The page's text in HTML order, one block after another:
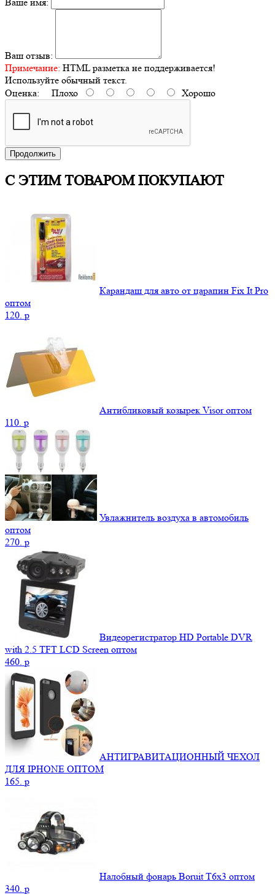
Ваш отзыв:
Примечание: HTML разметка не поддерживается!
Используйте обычный текст.
Оценка: Плохо Хорошо
Продолжить
С ЭТИМ ТОВАРОМ ПОКУПАЮТ
Карандаш для авто от царапин Fix It Pro
оптом
120. p
Антибликовый козырек Visor оптом
110. p
Увлажнитель воздуха в автомобиль
оптом
270. p
Видеорегистратор HD Portable DVR
with 2.5 TFT LCD Screen оптом
460. p
АНТИГРАВИТАЦИОННЫЙ ЧЕХОЛ
ДЛЯ IPHONE ОПТОМ
165. p
Налобный фонарь Boruit T6x3 оптом
340. p